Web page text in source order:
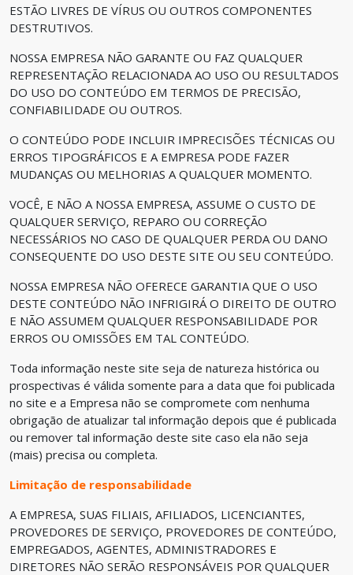
ESTÃO LIVRES DE VÍRUS OU OUTROS COMPONENTES
DESTRUTIVOS.
NOSSA EMPRESA NÃO GARANTE OU FAZ QUALQUER
REPRESENTAÇÃO RELACIONADA AO USO OU RESULTADOS
DO USO DO CONTEÚDO EM TERMOS DE PRECISÃO,
CONFIABILIDADE OU OUTROS.
O CONTEÚDO PODE INCLUIR IMPRECISÕES TÉCNICAS OU
ERROS TIPOGRÁFICOS E A EMPRESA PODE FAZER
MUDANÇAS OU MELHORIAS A QUALQUER MOMENTO.
VOCÊ, E NÃO A NOSSA EMPRESA, ASSUME O CUSTO DE
QUALQUER SERVIÇO, REPARO OU CORREÇÃO
NECESSÁRIOS NO CASO DE QUALQUER PERDA OU DANO
CONSEQUENTE DO USO DESTE SITE OU SEU CONTEÚDO.
NOSSA EMPRESA NÃO OFERECE GARANTIA QUE O USO
DESTE CONTEÚDO NÃO INFRIGIRÁ O DIREITO DE OUTRO
E NÃO ASSUMEM QUALQUER RESPONSABILIDADE POR
ERROS OU OMISSÕES EM TAL CONTEÚDO.
Toda informação neste site seja de natureza histórica ou
prospectivas é válida somente para a data que foi publicada
no site e a Empresa não se compromete com nenhuma
obrigação de atualizar tal informação depois que é publicada
ou remover tal informação deste site caso ela não seja
(mais) precisa ou completa.
Limitação de responsabilidade
A EMPRESA, SUAS FILIAIS, AFILIADOS, LICENCIANTES,
PROVEDORES DE SERVIÇO, PROVEDORES DE CONTEÚDO,
EMPREGADOS, AGENTES, ADMINISTRADORES E
DIRETORES NÃO SERÃO RESPONSÁVEIS POR QUALQUER